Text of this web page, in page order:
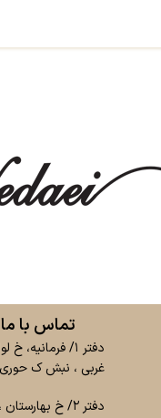
تماس با ما
دفتر ۱/ فرمانیه، خ
غربی ، نبش ک حوری
دفتر ۲/ خ